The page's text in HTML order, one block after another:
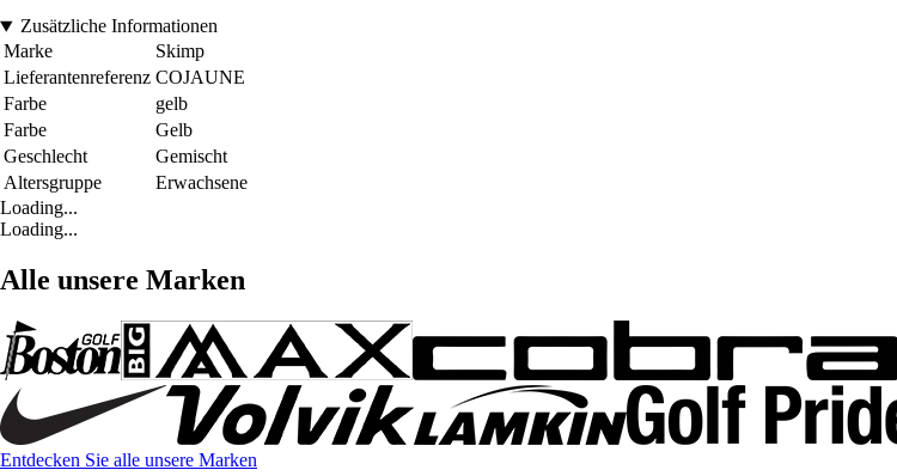
Zusätzliche Informationen
Marke
Skimp
Lieferantenreferenz COJAUNE
Farbe
gelb
Farbe
Gelb
Geschlecht
Gemischt
Altersgruppe
Erwachsene
Loading...
Loading...
Alle unsere Marken
Entdecken Sie alle unsere Marken